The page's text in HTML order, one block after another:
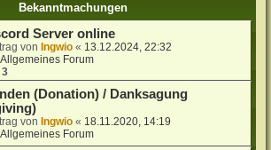
Bekanntmachungen
Server online
von Ingwio « 13.12.2024, 22:32
Allgemeines Forum
3
(Donation) / Danksagung
von Ingwio « 18.11.2020, 14:19
Allgemeines Forum